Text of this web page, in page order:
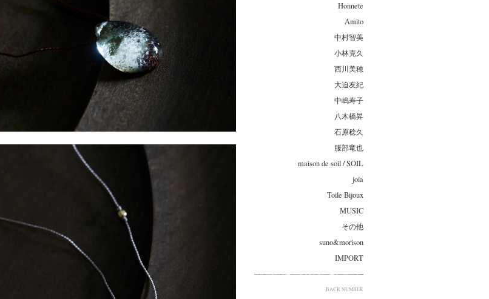
Honnete
Amito
中村智美
小林克久
西川美穂
大迫友紀
中嶋寿子
八木橋昇
石原稔久
服部竜也
maison de soil / SOIL
joia
Toile Bijoux
MUSIC
その他
suno&morison
IMPORT
BACK NUMBER